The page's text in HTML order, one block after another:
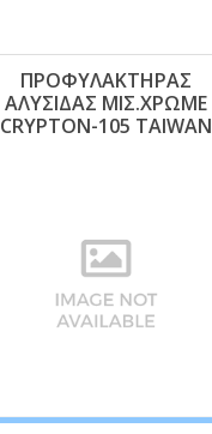
ΠΡΟΦΥΛΑΚΤΗΡΑΣ
ΑΛΥΣΙΔΑΣ ΜΙΣ.ΧΡΩΜΕ
CRΥΡΤΟΝ-105 ΤΑΙWΑΝ